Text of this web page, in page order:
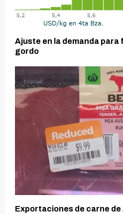
Ajuste en la demanda para
gordo
Exportaciones de carne